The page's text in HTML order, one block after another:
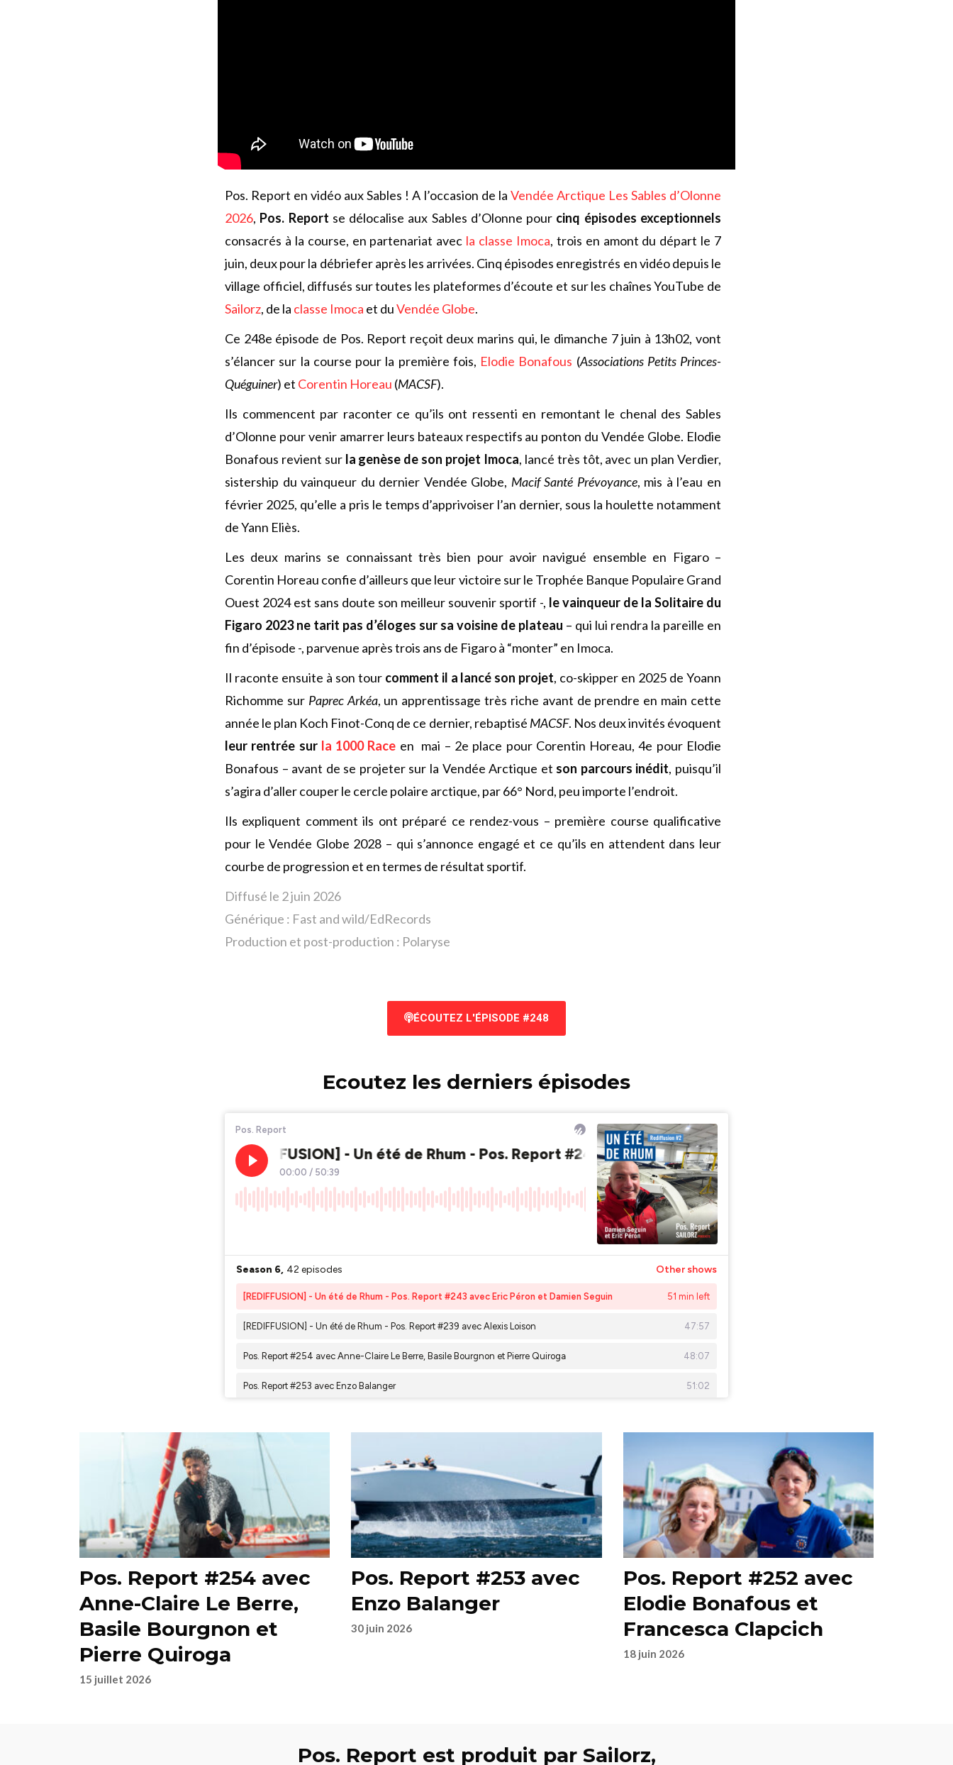
Pos. Report en vidéo aux Sables ! A l’occasion de la Vendée Arctique Les Sables d’Olonne
2026, Pos. Report se délocalise aux Sables d’Olonne pour cinq épisodes exceptionnels
consacrés à la course, en partenariat avec la classe Imoca, trois en amont du départ le 7
juin, deux pour la débriefer après les arrivées. Cinq épisodes enregistrés en vidéo depuis le
village officiel, diffusés sur toutes les plateformes d’écoute et sur les chaînes YouTube de
Sailorz, de la classe Imoca et duVendée Globe.
Ce 248e épisode de Pos. Report reçoit deux marins qui, le dimanche 7 juin à 13h02, vont
s’élancer sur la course pour la première fois, Elodie Bonafous (Associations Petits Princes-
Quéguiner) et Corentin Horeau (MACSF).
Ils commencent par raconter ce qu’ils ont ressenti en remontant le chenal des Sables
d’Olonne pour venir amarrer leurs bateaux respectifs au ponton du Vendée Globe. Elodie
Bonafous revient sur la genèse de son projet Imoca, lancé très tôt, avec un plan Verdier,
sistership du vainqueur du dernier Vendée Globe, Macif Santé Prévoyance, mis à l’eau en
février 2025, qu’elle a pris le temps d’apprivoiser l’an dernier, sous la houlette notamment
de Yann Eliès.
Les deux marins se connaissant très bien pour avoir navigué ensemble en Figaro –
Corentin Horeau confie d’ailleurs que leur victoire sur le Trophée Banque Populaire Grand
Ouest 2024 est sans doute son meilleur souvenir sportif -, le vainqueur de la Solitaire du
Figaro 2023 ne tarit pas d’éloges sur sa voisine de plateau – qui lui rendra la pareille en
fin d’épisode -, parvenue après trois ans de Figaro à “monter” en Imoca.
Il raconte ensuite à son tour comment il a lancé son projet, co-skipper en 2025 de Yoann
Richomme sur Paprec Arkéa, un apprentissage très riche avant de prendre en main cette
année le plan Koch Finot-Conq de ce dernier, rebaptisé MACSF. Nos deux invités évoquent
leur rentrée sur la 1000 Race en mai – 2e place pour Corentin Horeau, 4e pour Elodie
Bonafous – avant de se projeter sur la Vendée Arctique et son parcours inédit, puisqu’il
s’agira d’aller couper le cercle polaire arctique, par 66° Nord, peu importe l’endroit.
Ils expliquent comment ils ont préparé ce rendez-vous – première course qualificative
pour le Vendée Globe 2028 – qui s’annonce engagé et ce qu’ils en attendent dans leur
courbe de progression et en termes de résultat sportif.
Diffusé le 2 juin 2026
Générique : Fast and wild/EdRecords
Production et post-production : Polaryse
ÉCOUTEZ L'ÉPISODE #248
Ecoutez les derniers épisodes
Pos. Report #254 avec
Anne-Claire Le Berre,
Basile Bourgnon et
Pierre Quiroga
15 juillet 2026
Pos. Report #253 avec
Enzo Balanger
30 juin 2026
Pos. Report #252 avec
Elodie Bonafous et
Francesca Clapcich
18 juin 2026
Pos. Report est produit par Sailorz,